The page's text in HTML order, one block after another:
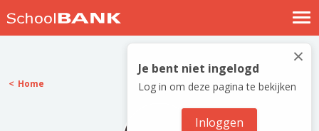
Nostalgische verhalen
Log in
Meld je gratis aan
×
Je bent niet ingelogd
Log in om deze pagina te bekijken
Inloggen
Home